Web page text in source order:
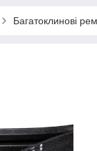
Багатоклинові